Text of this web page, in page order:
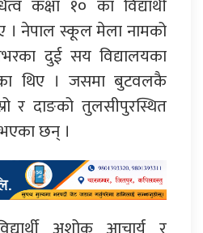
कक्षा १० का विद्यार्थी
। नेपाल स्कूल मेला नामको
दुई सय विद्यालयका
थिए । जसमा बुटवलकै
र दाङको तुलसीपुरस्थित
छन् ।